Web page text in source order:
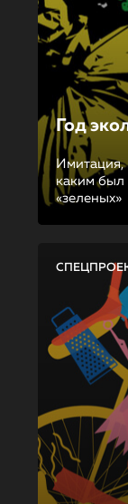
Год
каким был
«зеленых»